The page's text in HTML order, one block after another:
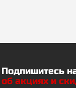
Подпишитесь
об акциях и